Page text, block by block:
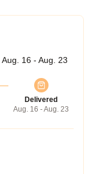
Aug. 16 - Aug. 23
Delivered
Aug. 16 - Aug. 23